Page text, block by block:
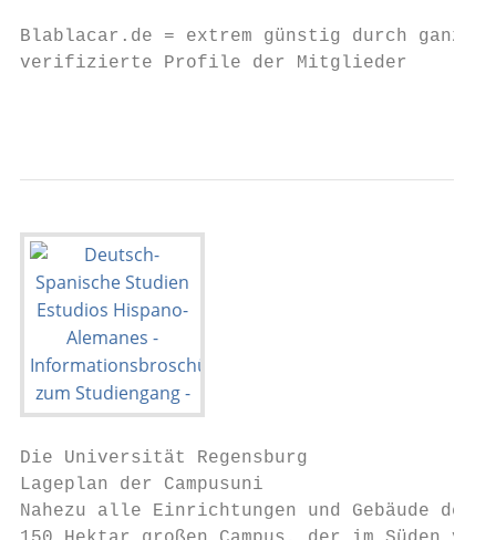
Blablacar.de = extrem günstig durch ganz
verifizierte Profile der Mitglieder
Die Universität Regensburg
Lageplan der Campusuni
Nahezu alle Einrichtungen und Gebäude